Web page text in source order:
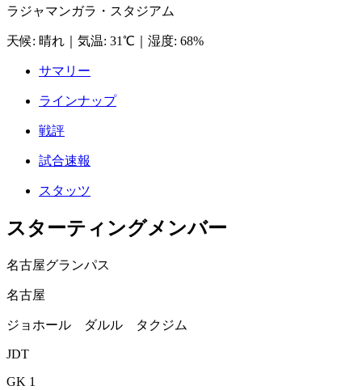
ラジャマンガラ・スタジアム
天候: 晴れ 気温: 31℃ 湿度: 68%
サマリー
ラインナップ
戦評
試合速報
スタッツ
スターティングメンバー
名古屋グランパス
名古屋
ジョホール ダルル タクジム
JDT
GK 1